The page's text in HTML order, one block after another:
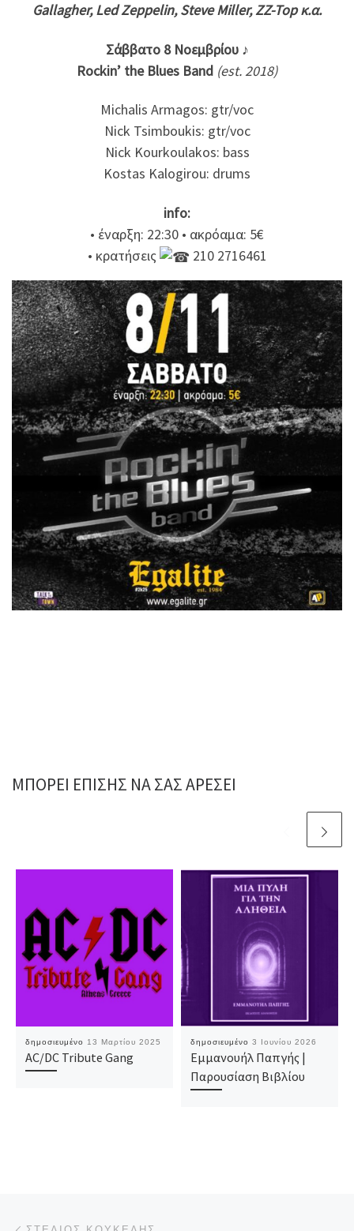
Gallagher, Led Zeppelin, Steve Miller, ZZ-Top κ.α.
Σάββατο 8 Νοεμβρίου♪
Rockin’ the Blues Band (est. 2018)
Μichalis Armagos: gtr/voc
Nick Tsimboukis: gtr/voc
Nick Kourkoulakos: bass
Kostas Kalogirou: drums
info:
• έναρξη: 22:30 • ακρόαμα: 5€
• κρατήσεις
210 2716461
ΜΠΟΡΕΊ ΕΠΊΣΗΣ ΝΑ ΣΑΣ ΑΡΈΣΕΙ
δημοσιευμένο 13 Μαρτίου 2025
AC/DC Tribute Gang
δημοσιευμένο 3 Ιουνίου 2026
Εμμανουήλ Παπγής |
Παρουσίαση Βιβλίου
Πλοήγηση δημοσιεύσεων